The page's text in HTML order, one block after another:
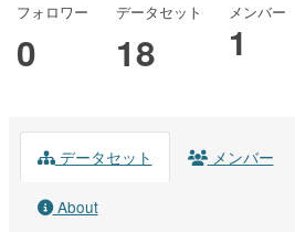
フォロワー
0
データセット
18
メンバー
1
データセット メンバー
About